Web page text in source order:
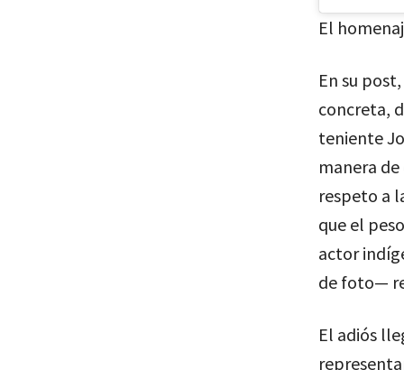
El
En su
concreta,
teniente
manera
respeto a
que el
actor
de foto—
El adiós